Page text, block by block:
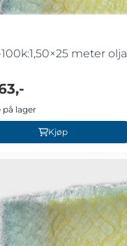
100k:1,50×25 meter olja
på lager
Kjøp